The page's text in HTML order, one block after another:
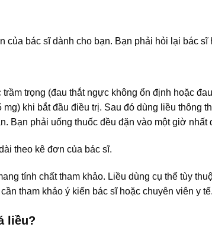
của bác sĩ dành cho bạn. Bạn phải hỏi lại bác
trọng (đau thắt ngực không ổn định hoặc
mg) khi bắt đầu điều trị. Sau đó dùng liều thông
Bạn phải uống thuốc đều đặn vào một giờ nhất
theo kê đơn của bác sĩ.
tính chất tham khảo. Liều dùng cụ thể tùy
tham khảo ý kiến bác sĩ hoặc chuyên viên y tế.
liều?